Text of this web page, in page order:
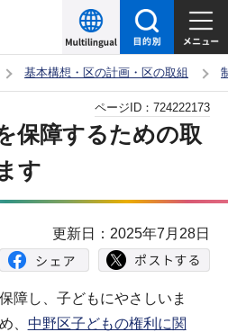
基本構想・区の計画・区の取組
保障するための取
す
ページID： 724222173
更新日：2025年7月28日
障し、子どもにやさしいま
、 中野区子どもの権利に関